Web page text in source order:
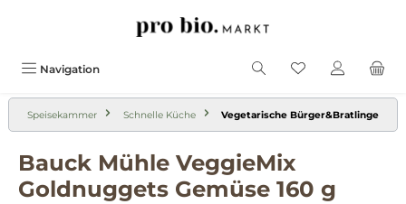
Navigation
Speisekammer Schnelle Küche Vegetarische Bürger&Bratlinge
Bauck Mühle VeggieMix
Goldnuggets Gemüse 160 g